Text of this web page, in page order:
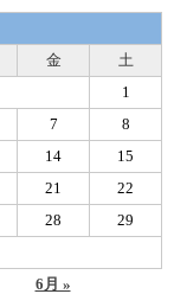
金 土
6月 »
1
7
8
14
15
21
22
28
29